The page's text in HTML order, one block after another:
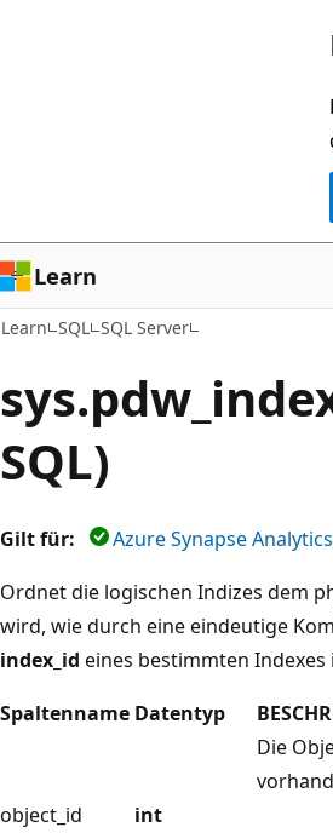
Learn
Learn SQL SQL Server
SQL)
Gilt für: Azure Synapse Analytics
Ordnet die logischen Indizes dem
wird, wie durch eine eindeutige
index_id eines bestimmten Indexes
Spaltenname Datentyp
object_id int
Die